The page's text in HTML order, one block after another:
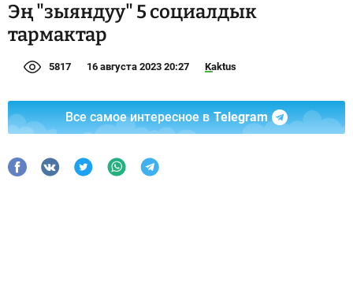
Эң "зыяндуу" 5 социалдык
тармактар
5817 16 августа 2023 20:27 Kaktus
Все самое интересное в Telegram